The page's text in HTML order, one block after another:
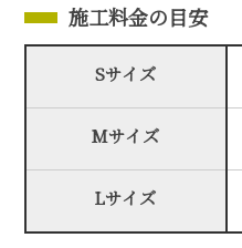
施工料金の目安
Sサイズ
Mサイズ
Lサイズ